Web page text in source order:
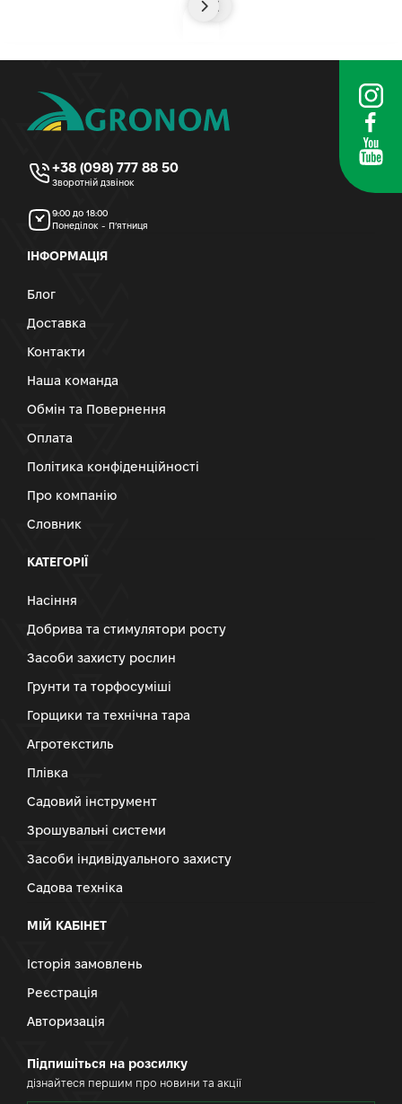
+38 (098) 777 88 50
Зворотній дзвінок
9:00 до 18:00
Понеділок - П’ятниця
ІНФОРМАЦІЯ
Блог
Доставка
Контакти
Наша команда
Обмін та Повернення
Оплата
Політика конфіденційності
Про компанію
Словник
КАТЕГОРІЇ
Насіння
Добрива та стимулятори росту
Засоби захисту рослин
Грунти та торфосуміші
Горщики та технічна тара
Агротекстиль
Плівка
Садовий інструмент
Зрошувальні системи
Засоби індивідуального захисту
Садова техніка
МІЙ КАБІНЕТ
Історія замовлень
Реєстрація
Авторизація
Підпишіться на розсилку
дізнайтеся першим про новини та акції